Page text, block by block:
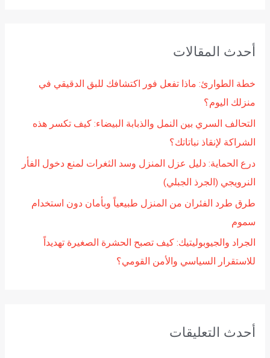
ث
أحدث المقالات
خطة الطوارئ: ماذا تفعل فور اكتشافك للبق الدقيقي في
منزلك اليوم؟
التحالف السري بين النمل والذبابة البيضاء: كيف تكسر هذه
الشراكة لإنقاذ نباتاتك؟
درع الحماية: دليل عزل المنزل وسد الثغرات لمنع دخول الفأر
النرويجي (الجرذ الجبلي)
طرق طرد الفئران من المنزل طبيعياً وبأمان دون استخدام
سموم
الجراد والجيوبوليتيك: كيف تصبح الحشرة الصغيرة تهديداً
للاستقرار السياسي والأمن القومي؟
أحدث التعليقات